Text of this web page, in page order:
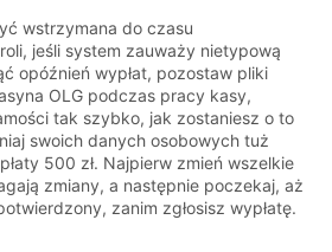
wstrzymana do czasu
jeśli system zauważy nietypową
opóźnień wypłat, pozostaw pliki
OLG podczas pracy kasy,
tak szybko, jak zostaniesz o to
swoich danych osobowych tuż
500 zł. Najpierw zmień wszelkie
zmiany, a następnie poczekaj, aż
zanim zgłosisz wypłatę.